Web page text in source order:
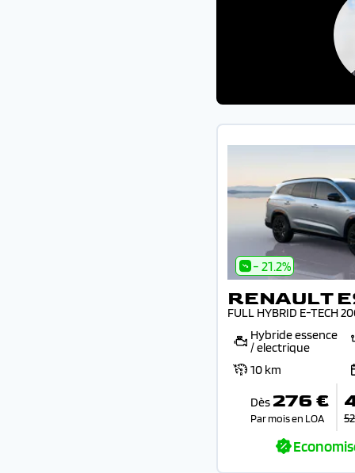
- 21.2%
RENAULT
FULL HYBRID E-TECH
Hybride essence
/ electrique
10 km
Dès 276 €
Par mois en LOA